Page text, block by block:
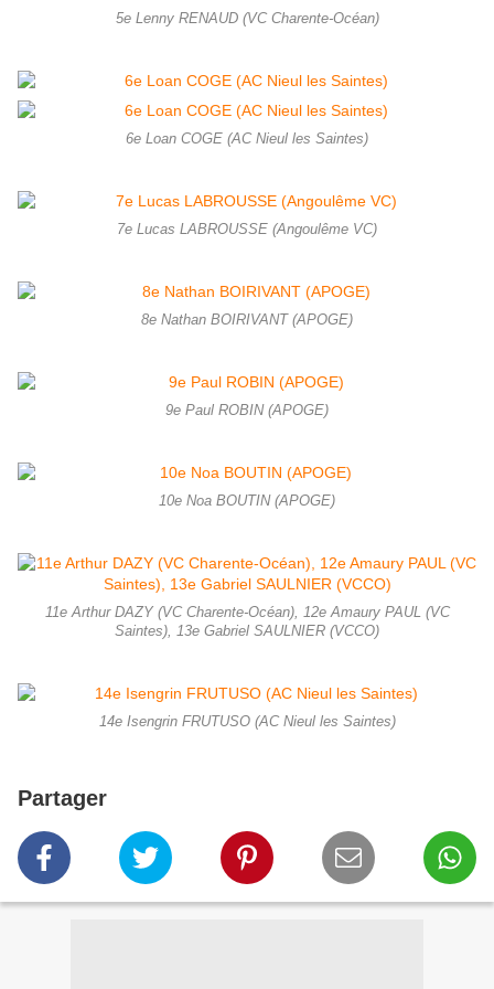
5e Lenny RENAUD (VC Charente-Océan)
6e Loan COGE (AC Nieul les Saintes)
7e Lucas LABROUSSE (Angoulême VC)
8e Nathan BOIRIVANT (APOGE)
9e Paul ROBIN (APOGE)
10e Noa BOUTIN (APOGE)
11e Arthur DAZY (VC Charente-Océan), 12e Amaury PAUL (VC
Saintes), 13e Gabriel SAULNIER (VCCO)
14e Isengrin FRUTUSO (AC Nieul les Saintes)
Partager